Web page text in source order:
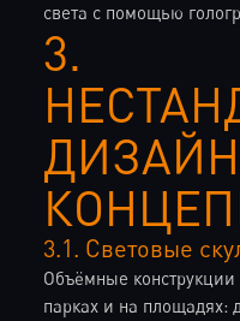
света с помощью
3.
3.1. Световые
Объёмные конструкции
парках и на площадях: